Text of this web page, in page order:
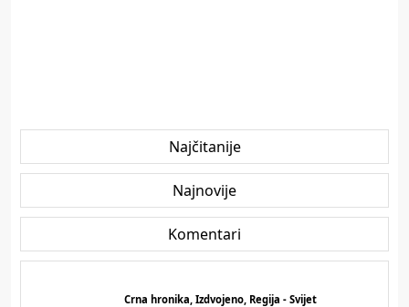
Najčitanije
Najnovije
Komentari